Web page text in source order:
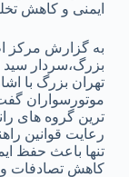
ایمنی و کاهش
به گزارش مرکز
بزرگ،سردار سید
تهران بزرگ با
موتورسواران
ترین گروه‌ های
رعایت قوانین
تنها باعث حفظ
کاهش تصادفات و